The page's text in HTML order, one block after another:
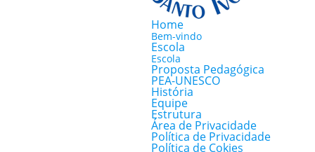
Home
Bem-vindo
Escola
Escola
Proposta Pedagógica
PEA-UNESCO
História
Equipe
Estrutura
Área de Privacidade
Política de Privacidade
Política de Cokies